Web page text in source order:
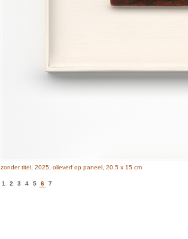
zonder titel, 2025, olieverf op paneel, 20.5 x 15 cm
1 2 3 4 5 6 7